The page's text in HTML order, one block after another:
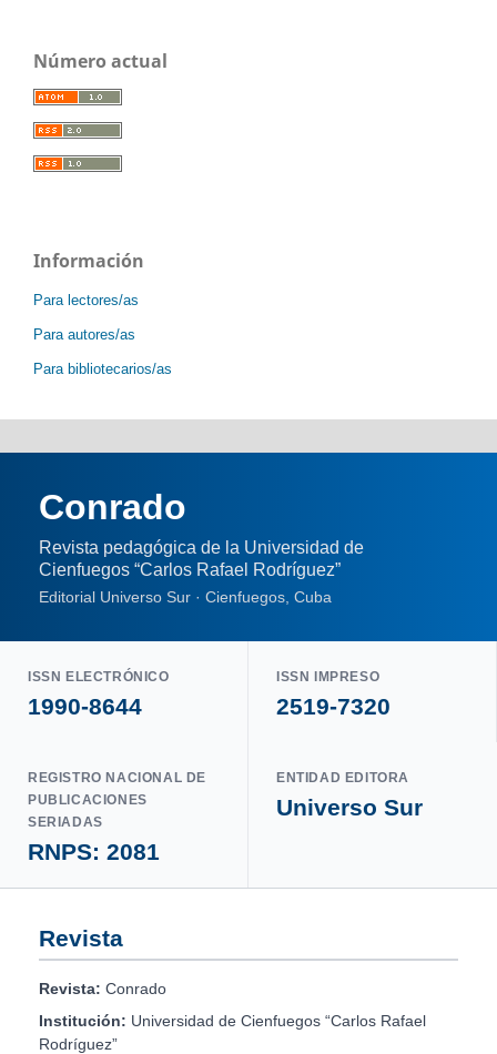
Número actual
Información
Para lectores/as
Para autores/as
Para bibliotecarios/as
Conrado
Revista pedagógica de la Universidad de
Cienfuegos “Carlos Rafael Rodríguez”
Editorial Universo Sur · Cienfuegos, Cuba
ISSN ELECTRÓNICO
1990-8644
ISSN IMPRESO
2519-7320
REGISTRO NACIONAL DE
PUBLICACIONES
SERIADAS
RNPS: 2081
ENTIDAD EDITORA
Universo Sur
Revista
Revista: Conrado
Institución: Universidad de Cienfuegos “Carlos Rafael
Rodríguez”